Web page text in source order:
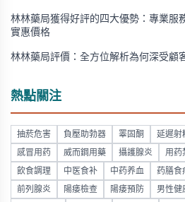
林林藥局獲得好評的四大優勢：專業服
實惠價格
林林藥局評價：全方位解析為何深受顧
熱點關注
抽菸危害 負壓助勃器 睪固酮 延遲射
感冒用药 威而鋼用藥 攝護腺炎 用药
飲食調理 中医食补 中药养血 药膳食
前列腺炎 陽痿檢查 陽痿預防 男性健